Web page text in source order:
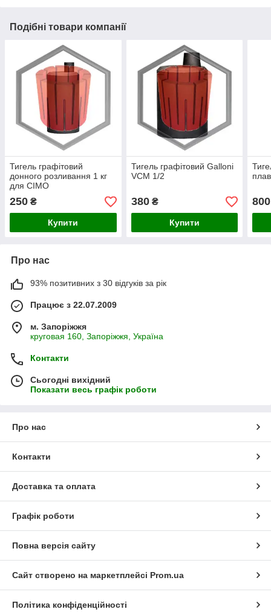
Подібні товари компанії
Тигель графітовий
донного розливання 1 кг
для CIMO
250 ₴
Купити
Тигель графітовий Galloni
VCM 1/2
380₴
Купити
800
Про нас
93% позитивних з 30 відгуків за рік
Працює з 22.07.2009
м. Запоріжжя
круговая 160, Запоріжжя, Україна
Контакти
Сьогодні вихідний
Показати весь графік роботи
Про нас
Контакти
Доставка та оплата
Графік роботи
Повна версія сайту
Сайт створено на маркетплейсі Prom.ua
Політика конфіденційності